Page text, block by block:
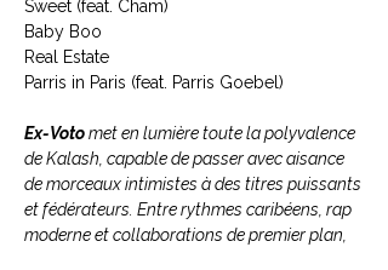
Sweet (feat. Cham)
Baby Boo
Real Estate
Parris in Paris (feat. Parris Goebel)
Ex-Votomet en lumière toute la polyvalence
de Kalash, capable de passer avec aisance
de morceaux intimistes à des titres puissants
et fédérateurs. Entre rythmes caribéens, rap
moderne et collaborations de premier plan,